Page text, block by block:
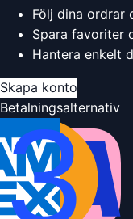
Följ dina ordrar
Spara favoriter
Hantera enkelt
Skapa konto
Betalningsalternativ